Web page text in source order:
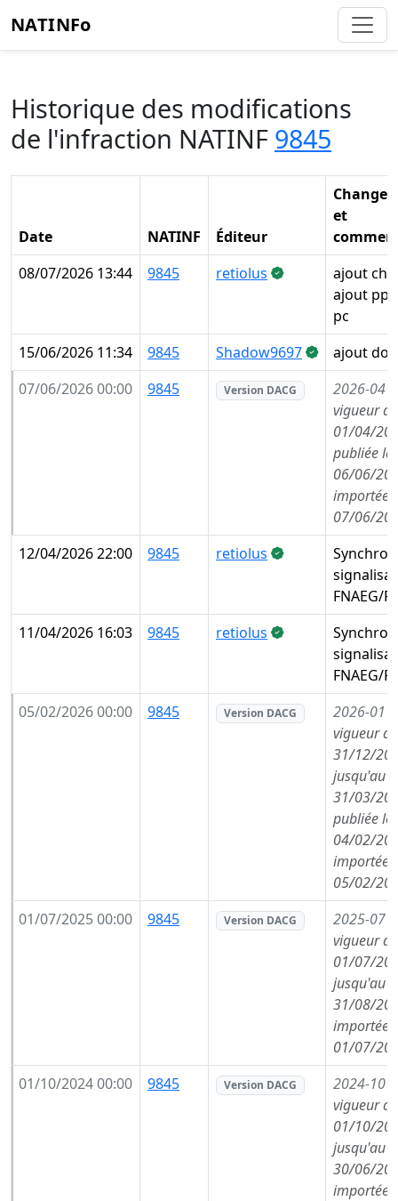
NATINFo
Historique des modifications
de l'infraction NATINF 9845
Date NATINF Éditeur
et
08/07/2026 13:44
9845 retiolus
ajout
ajout pp
pc
15/06/2026 11:34
9845 Shadow9697
ajout
07/06/2026 00:00
9845 Version DACG 2026-04
vigueur
01/04/
publiée le
06/06/
importée
07/06/
12/04/2026 22:00
9845 retiolus
FNAEG/
11/04/2026 16:03
9845 retiolus
FNAEG/
05/02/2026 00:00
9845 Version DACG 2026-01
vigueur
31/12/
jusqu'au
31/03/
publiée le
04/02/
importée
05/02/
01/07/2025 00:00
9845 Version DACG 2025-07
vigueur
01/07/
jusqu'au
31/08/
importée
01/07/
01/10/2024 00:00
9845 Version DACG 2024-10
vigueur
01/10/
jusqu'au
30/06/
importée